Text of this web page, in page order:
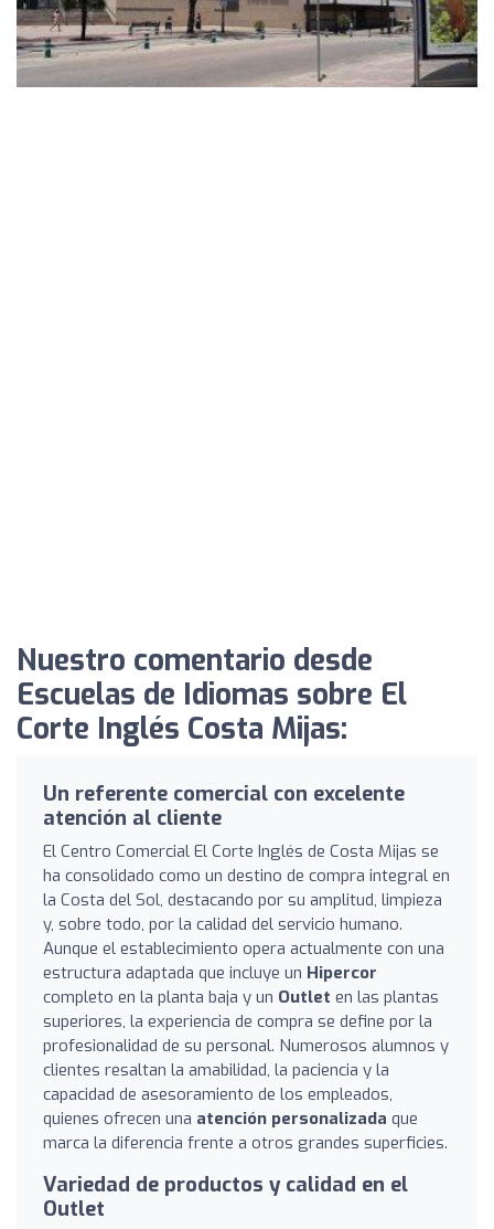
Nuestro comentario desde
Escuelas de Idiomas sobre El
Corte Inglés Costa Mijas:
Un referente comercial con excelente
atención al cliente
El Centro Comercial El Corte Inglés de Costa Mijas se
ha consolidado como un destino de compra integral en
la Costa del Sol, destacando por su amplitud, limpieza
y, sobre todo, por la calidad del servicio humano.
Aunque el establecimiento opera actualmente con una
estructura adaptada que incluye un Hipercor
completo en la planta baja y un Outlet en las plantas
superiores, la experiencia de compra se define por la
profesionalidad de su personal. Numerosos alumnos y
clientes resaltan la amabilidad, la paciencia y la
capacidad de asesoramiento de los empleados,
quienes ofrecen una atención personalizada que
marca la diferencia frente a otros grandes superficies.
Variedad de productos y calidad en el
Outlet